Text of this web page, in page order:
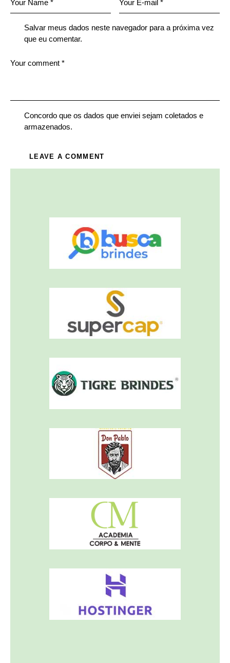
Salvar meus dados neste navegador para a próxima vez
que eu comentar.
Concordo que os dados que enviei sejam coletados e
armazenados.